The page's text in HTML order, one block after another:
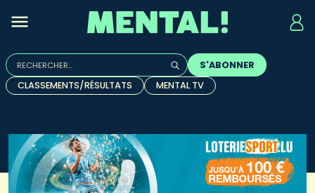
Rechercher :
Quand les résultats de l'auto-complétion sont
S'ABONNER
CLASSEMENTS/RÉSULTATS
MENTAL TV